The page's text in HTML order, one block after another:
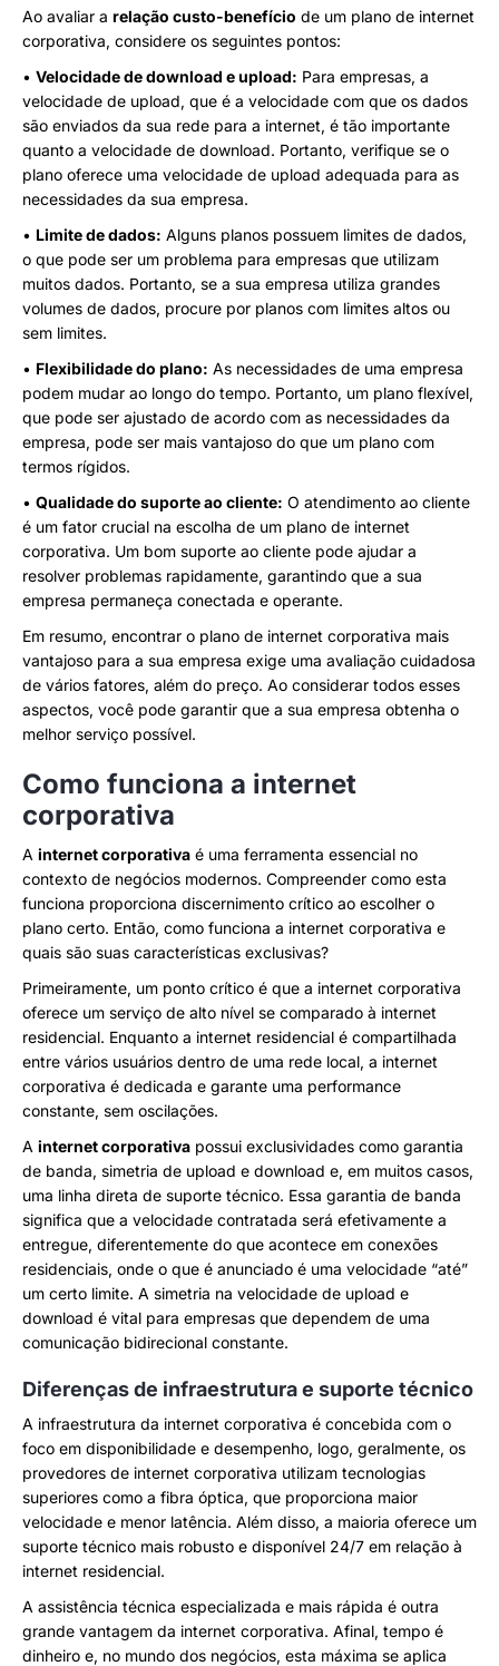
Ao avaliar a relação custo-benefício de um plano de internet
corporativa, considere os seguintes pontos:
• Velocidade de download e upload: Para empresas, a
velocidade de upload, que é a velocidade com que os dados
são enviados da sua rede para a internet, é tão importante
quanto a velocidade de download. Portanto, verifique se o
plano oferece uma velocidade de upload adequada para as
necessidades da sua empresa.
• Limite de dados: Alguns planos possuem limites de dados,
o que pode ser um problema para empresas que utilizam
muitos dados. Portanto, se a sua empresa utiliza grandes
volumes de dados, procure por planos com limites altos ou
sem limites.
• Flexibilidade do plano: As necessidades de uma empresa
podem mudar ao longo do tempo. Portanto, um plano flexível,
que pode ser ajustado de acordo com as necessidades da
empresa, pode ser mais vantajoso do que um plano com
termos rígidos.
• Qualidade do suporte ao cliente: O atendimento ao cliente
é um fator crucial na escolha de um plano de internet
corporativa. Um bom suporte ao cliente pode ajudar a
resolver problemas rapidamente, garantindo que a sua
empresa permaneça conectada e operante.
Em resumo, encontrar o plano de internet corporativa mais
vantajoso para a sua empresa exige uma avaliação cuidadosa
de vários fatores, além do preço. Ao considerar todos esses
aspectos, você pode garantir que a sua empresa obtenha o
melhor serviço possível.
Como funciona a internet
corporativa
A internet corporativa é uma ferramenta essencial no
contexto de negócios modernos. Compreender como esta
funciona proporciona discernimento crítico ao escolher o
plano certo. Então, como funciona a internet corporativa e
quais são suas características exclusivas?
Primeiramente, um ponto crítico é que a internet corporativa
oferece um serviço de alto nível se comparado à internet
residencial. Enquanto a internet residencial é compartilhada
entre vários usuários dentro de uma rede local, a internet
corporativa é dedicada e garante uma performance
constante, sem oscilações.
A internet corporativa possui exclusividades como garantia
de banda, simetria de upload e download e, em muitos casos,
uma linha direta de suporte técnico. Essa garantia de banda
significa que a velocidade contratada será efetivamente a
entregue, diferentemente do que acontece em conexões
residenciais, onde o que é anunciado é uma velocidade “até”
um certo limite. A simetria na velocidade de upload e
download é vital para empresas que dependem de uma
comunicação bidirecional constante.
Diferenças de infraestrutura e suporte técnico
A infraestrutura da internet corporativa é concebida com o
foco em disponibilidade e desempenho, logo, geralmente, os
provedores de internet corporativa utilizam tecnologias
superiores como a fibra óptica, que proporciona maior
velocidade e menor latência. Além disso, a maioria oferece um
suporte técnico mais robusto e disponível 24/7 em relação à
internet residencial.
A assistência técnica especializada e mais rápida é outra
grande vantagem da internet corporativa. Afinal, tempo é
dinheiro e, no mundo dos negócios, esta máxima se aplica